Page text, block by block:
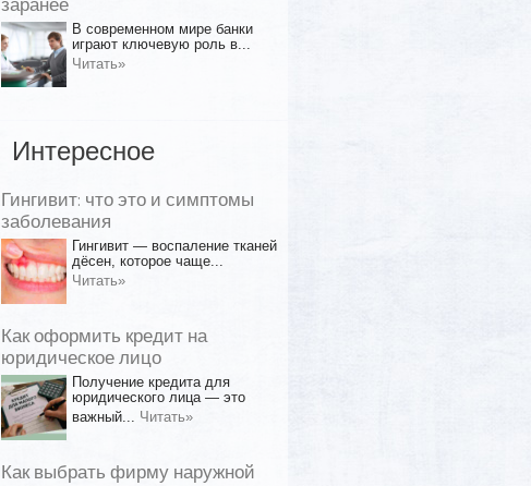
заранее
В современном мире банки
играют ключевую роль в...
Читать»
Интересное
Гингивит: что это и симптомы
заболевания
Гингивит — воспаление тканей
дёсен, которое чаще...
Читать»
Как оформить кредит на
юридическое лицо
Получение кредита для
юридического лица — это
важный... Читать»
Как выбрать фирму наружной